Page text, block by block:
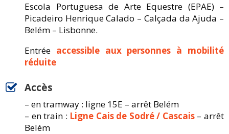
Escola Portuguesa de Arte Equestre (EPAE) –
Picadeiro Henrique Calado – Calçada da Ajuda –
Belém – Lisbonne.
Entrée accessible aux personnes à mobilité
réduite
Accès
– en tramway : ligne 15E – arrêt Belém
– en train : Ligne Cais de Sodré / Cascais– arrêt
Belém